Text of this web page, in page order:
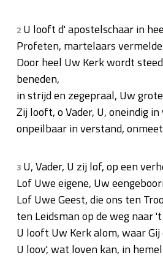
2 U looft d' apostelschaar in
Profeten, martelaars
Door heel Uw Kerk wordt
beneden,
in strijd en zegepraal, Uw
Zij looft, o Vader, U, oneindig
onpeilbaar in verstand,
3 U, Vader, U zij lof, op een
Lof Uwe eigene, Uw
Lof Uwe Geest, die ons ten
ten Leidsman op de weg naar
U looft Uw Kerk alom, waar
U loov', wat loven kan, in